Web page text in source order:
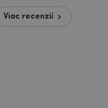
Viac recenzií